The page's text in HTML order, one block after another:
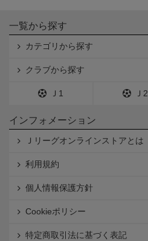
一覧から探す
カテゴリから探す
クラブから探す
Ｊ1 Ｊ2
インフォメーション
Ｊリーグオンラインストアとは
利用規約
個人情報保護方針
Cookieポリシー
特定商取引法に基づく表記